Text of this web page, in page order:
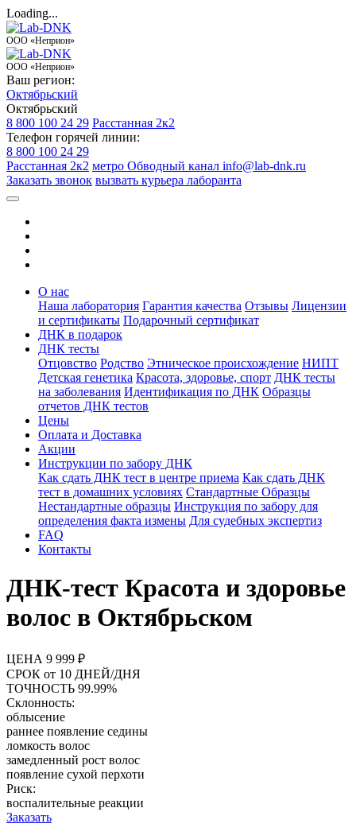
Loading...
ООО «Неприон»
ООО «Неприон»
Ваш регион:
Октябрьский
Октябрьский
8 800 100 24 29 Расстанная 2к2
Телефон горячей линии:
8 800 100 24 29
Расстанная 2к2 метро Обводный канал info@lab-dnk.ru
Заказать звонок вызвать курьера лаборанта
О нас
Наша лаборатория Гарантия качества Отзывы Лицензии
и сертификаты Подарочный сертификат
ДНК в подарок
ДНК тесты
Отцовство Родство Этническое происхождение НИПТ
Детская генетика Красота, здоровье, спорт ДНК тесты
на заболевания Идентификация по ДНК Образцы
отчетов ДНК тестов
Цены
Оплата и Доставка
Акции
Инструкции по забору ДНК
Как сдать ДНК тест в центре приема Как сдать ДНК
тест в домашних условиях Стандартные Образцы
Нестандартные образцы Инструкция по забору для
определения факта измены Для судебных экспертиз
FAQ
Контакты
ДНК-тест Красота и здоровье
волос в Октябрьском
ЦЕНА 9 999 ₽
СРОК от 10 ДНЕЙ/ДНЯ
ТОЧНОСТЬ 99.99%
Склонность:
облысение
раннее появление седины
ломкость волос
замедленный рост волос
появление сухой перхоти
Риск:
воспалительные реакции
Заказать